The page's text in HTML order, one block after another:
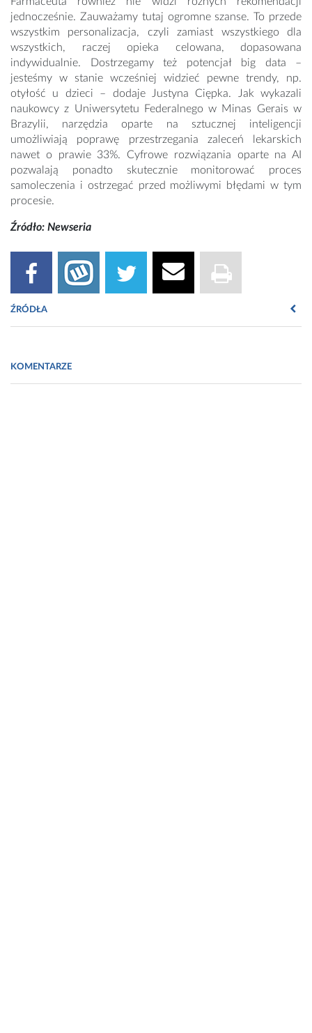
jednocześnie. Zauważamy tutaj ogromne szanse. To przede
wszystkim personalizacja, czyli zamiast wszystkiego dla
wszystkich, raczej opieka celowana, dopasowana
indywidualnie. Dostrzegamy też potencjał big data –
jesteśmy w stanie wcześniej widzieć pewne trendy, np.
otyłość u dzieci – dodaje Justyna Ciępka. Jak wykazali
naukowcy z Uniwersytetu Federalnego w Minas Gerais w
Brazylii, narzędzia oparte na sztucznej inteligencji
umożliwiają poprawę przestrzegania zaleceń lekarskich
nawet o prawie 33%. Cyfrowe rozwiązania oparte na AI
pozwalają ponadto skutecznie monitorować proces
samoleczenia i ostrzegać przed możliwymi błędami w tym
procesie.
Źródło: Newseria
ŹRÓDŁA
KOMENTARZE